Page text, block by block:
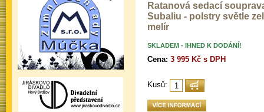
Ratanová sedací
Subaliu - polstry světle
melír
SKLADEM - IHNED K DODÁNÍ!
Cena: 3 995 Kč s DPH
Kusů: